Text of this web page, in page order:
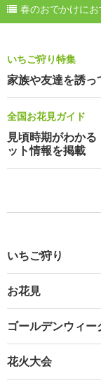
春のおでかけに
いちご狩り特集
家族や友達を誘っ
全国お花見ガイド
見頃時期がわか
ット情報を掲載
いちご狩り
お花見
ゴールデンウィー
花火大会